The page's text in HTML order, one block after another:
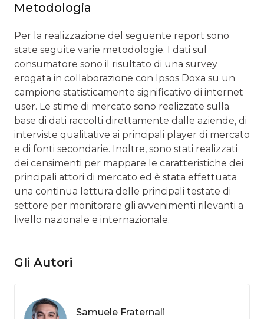
Metodologia
Per la realizzazione del seguente report sono
state seguite varie metodologie. I dati sul
consumatore sono il risultato di una survey
erogata in collaborazione con Ipsos Doxa su un
campione statisticamente significativo di internet
user. Le stime di mercato sono realizzate sulla
base di dati raccolti direttamente dalle aziende, di
interviste qualitative ai principali player di mercato
e di fonti secondarie. Inoltre, sono stati realizzati
dei censimenti per mappare le caratteristiche dei
principali attori di mercato ed è stata effettuata
una continua lettura delle principali testate di
settore per monitorare gli avvenimenti rilevanti a
livello nazionale e internazionale.
Gli Autori
Samuele Fraternali